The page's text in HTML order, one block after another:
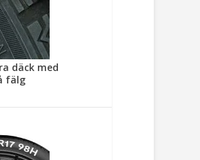
däck med
fälg​